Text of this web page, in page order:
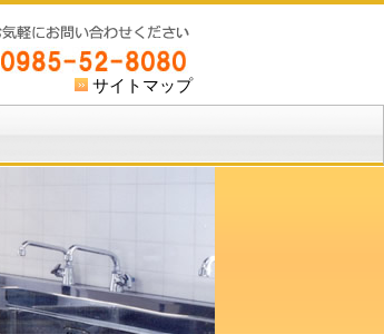
サイトマップ